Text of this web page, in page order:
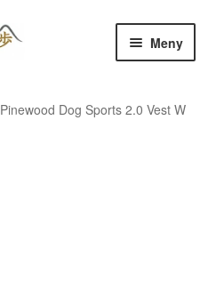
Meny
Pinewood Dog Sports 2.0 Vest W